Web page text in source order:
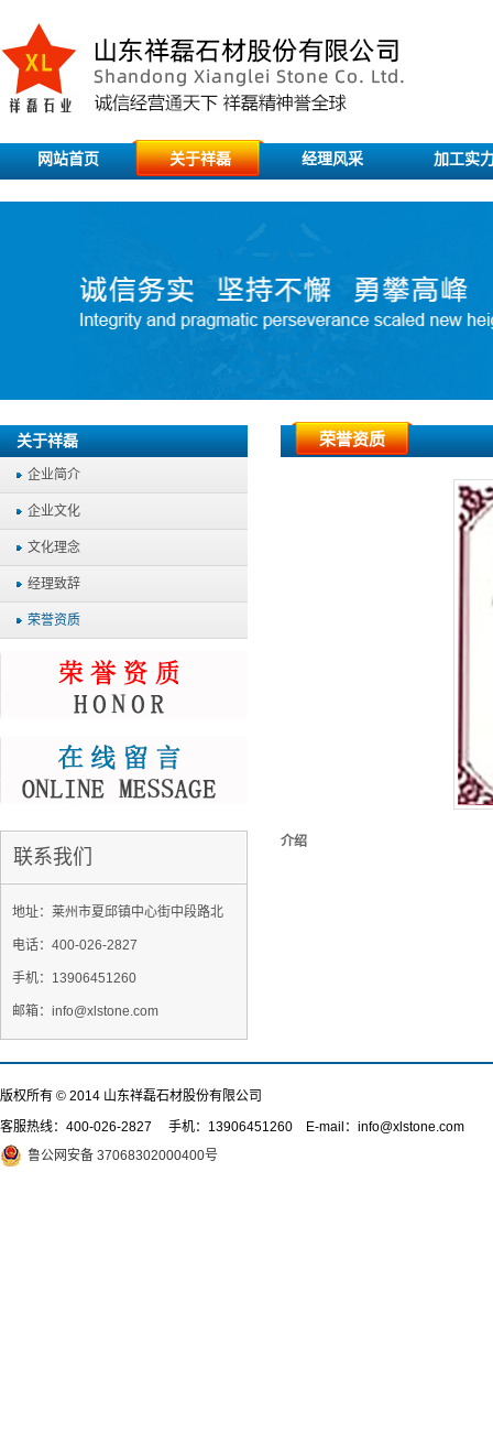
网站首页 关于祥磊 经理风采 加工实
关于祥磊
企业简介
企业文化
文化理念
经理致辞
荣誉资质
联系我们
地址：莱州市夏邱镇中心街中段路北
电话：400-026-2827
手机：13906451260
邮箱：info@xlstone.com
荣誉资质
介绍
版权所有 © 2014 山东祥磊石材股份有限公司
客服热线： 400-026-2827 手机：13906451260 E-mail：info@xlstone.com
鲁公网安备 37068302000400号